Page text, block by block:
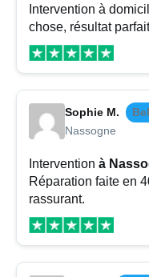
Intervention à
chose, résultat
Sophie M.
Nassogne
Intervention à
Réparation faite en
rassurant.